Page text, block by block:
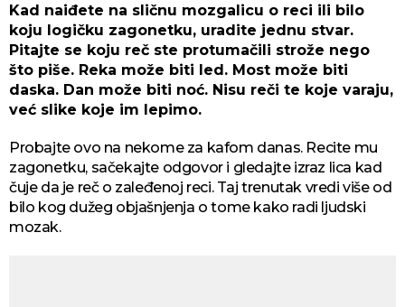
Kad naiđete na sličnu mozgalicu o reci ili bilo
koju logičku zagonetku, uradite jednu stvar.
Pitajte se koju reč ste protumačili strože nego
što piše. Reka može biti led. Most može biti
daska. Dan može biti noć. Nisu reči te koje varaju,
već slike koje im lepimo.
Probajte ovo na nekome za kafom danas. Recite mu
zagonetku, sačekajte odgovor i gledajte izraz lica kad
čuje da je reč o zaleđenoj reci. Taj trenutak vredi više od
bilo kog dužeg objašnjenja o tome kako radi ljudski
mozak.